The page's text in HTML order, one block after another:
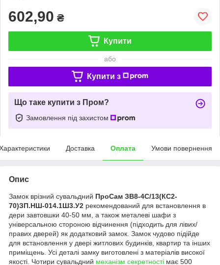
602,90 ₴
Купити
або
Купити з
Що таке купити з Пром?
Замовлення під захистом
Доставка Оплата Умови повернення
Опис
Замок врізний сувальдний ПроСам ЗВ8-4С/13(КС2-
70)ЗП.НШ-014.1Ш3.У2 рекомендований для встановлення в
дери завтовшки 40-50 мм, а також металеві шафи з
універсальною стороною відчинення (підходить для лівих/
правих дверей) як додатковий замок. Замок чудово підійде
для встановлення у двері житлових будинків, квартир та інших
приміщень. Усі деталі замку виготовлені з матеріалів високої
якості. Чотири сувальдний механізм секретності має 500